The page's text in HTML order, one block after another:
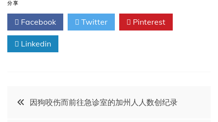
分享
Facebook Twitter Pinterest
Linkedin
文
因狗咬伤而前往急诊室的加州人人数创纪录